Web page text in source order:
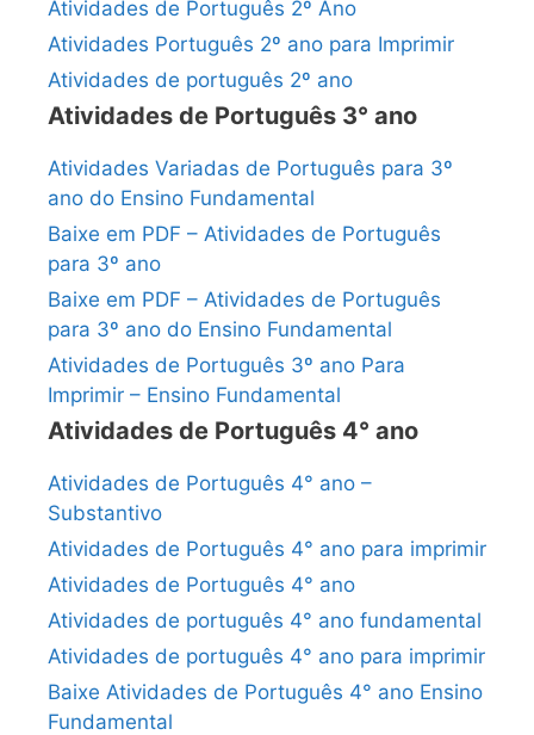
Atividades de Português 2º Ano
Atividades Português 2º ano para Imprimir
Atividades de português 2º ano
Atividades de Português 3° ano
Atividades Variadas de Português para 3º
ano do Ensino Fundamental
Baixe em PDF – Atividades de Português
para 3º ano
Baixe em PDF – Atividades de Português
para 3º ano do Ensino Fundamental
Atividades de Português 3º ano Para
Imprimir – Ensino Fundamental
Atividades de Português 4° ano
Atividades de Português 4° ano –
Substantivo
Atividades de Português 4° ano para imprimir
Atividades de Português 4° ano
Atividades de português 4° ano fundamental
Atividades de português 4° ano para imprimir
Baixe Atividades de Português 4° ano Ensino
Fundamental